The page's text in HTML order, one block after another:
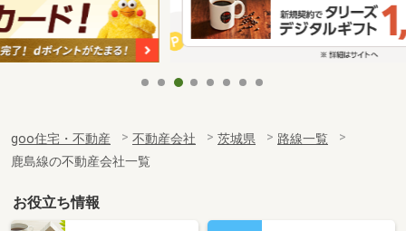
goo住宅・不動産 不動産会社 茨城県
路線一覧
鹿島線の不動産会社一覧
お役立ち情報